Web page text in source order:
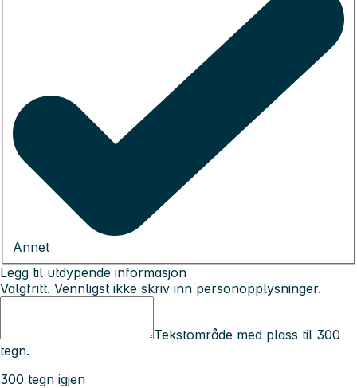
Annet
Legg til utdypende informasjon
Valgfritt. Vennligst ikke skriv inn personopplysninger.
Tekstområde med plass til 300
tegn.
300 tegn igjen